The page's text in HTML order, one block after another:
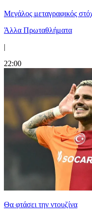
Μεγάλος μεταγραφικός
Άλλα Πρωταθλήματα
|
22:00
Θα φτάσει την ντουζίνα